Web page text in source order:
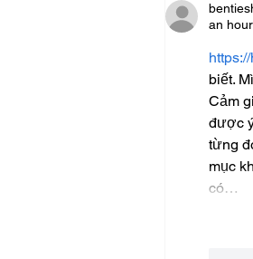
an
biết.
Cảm
được
từng
mục
có…